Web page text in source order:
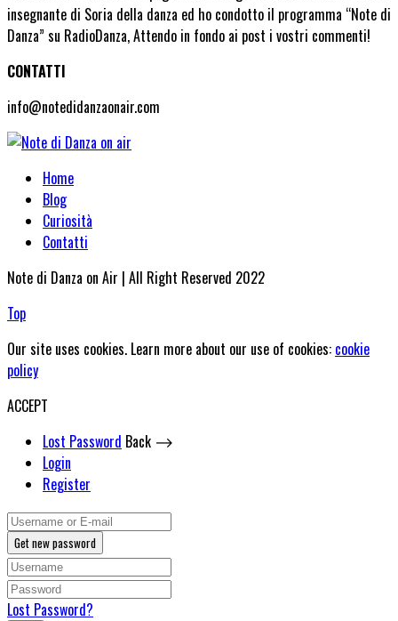
insegnante di Soria della danza ed ho condotto il programma “Note di
Danza” su RadioDanza, Attendo in fondo ai post i vostri commenti!
CONTATTI
info@notedidanzaonair.com
Home
Blog
Curiosità
Contatti
Note di Danza on Air | All Right Reserved 2022
Top
Our site uses cookies. Learn more about our use of cookies: cookie
policy
ACCEPT
Lost Password Back ⟶
Login
Register
Get new password
Lost Password?